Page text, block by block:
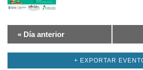
« Día anterior
+ EXPORTAR